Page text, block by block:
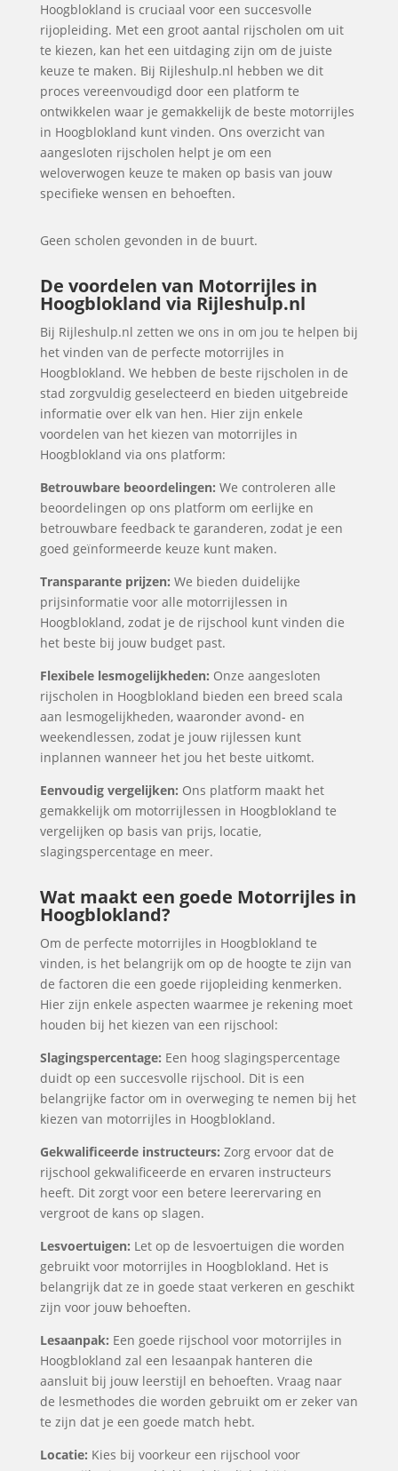
Hoogblokland is cruciaal voor een succesvolle
rijopleiding. Met een groot aantal rijscholen om uit
te kiezen, kan het een uitdaging zijn om de juiste
keuze te maken. Bij Rijleshulp.nl hebben we dit
proces vereenvoudigd door een platform te
ontwikkelen waar je gemakkelijk de beste motorrijles
in Hoogblokland kunt vinden. Ons overzicht van
aangesloten rijscholen helpt je om een
weloverwogen keuze te maken op basis van jouw
specifieke wensen en behoeften.
Geen scholen gevonden in de buurt.
De voordelen van Motorrijles in
Hoogblokland via Rijleshulp.nl
Bij Rijleshulp.nl zetten we ons in om jou te helpen bij
het vinden van de perfecte motorrijles in
Hoogblokland. We hebben de beste rijscholen in de
stad zorgvuldig geselecteerd en bieden uitgebreide
informatie over elk van hen. Hier zijn enkele
voordelen van het kiezen van motorrijles in
Hoogblokland via ons platform:
Betrouwbare beoordelingen: We controleren alle
beoordelingen op ons platform om eerlijke en
betrouwbare feedback te garanderen, zodat je een
goed geïnformeerde keuze kunt maken.
Transparante prijzen: We bieden duidelijke
prijsinformatie voor alle motorrijlessen in
Hoogblokland, zodat je de rijschool kunt vinden die
het beste bij jouw budget past.
Flexibele lesmogelijkheden: Onze aangesloten
rijscholen in Hoogblokland bieden een breed scala
aan lesmogelijkheden, waaronder avond- en
weekendlessen, zodat je jouw rijlessen kunt
inplannen wanneer het jou het beste uitkomt.
Eenvoudig vergelijken: Ons platform maakt het
gemakkelijk om motorrijlessen in Hoogblokland te
vergelijken op basis van prijs, locatie,
slagingspercentage en meer.
Wat maakt een goede Motorrijles in
Hoogblokland?
Om de perfecte motorrijles in Hoogblokland te
vinden, is het belangrijk om op de hoogte te zijn van
de factoren die een goede rijopleiding kenmerken.
Hier zijn enkele aspecten waarmee je rekening moet
houden bij het kiezen van een rijschool:
Slagingspercentage: Een hoog slagingspercentage
duidt op een succesvolle rijschool. Dit is een
belangrijke factor om in overweging te nemen bij het
kiezen van motorrijles in Hoogblokland.
Gekwalificeerde instructeurs: Zorg ervoor dat de
rijschool gekwalificeerde en ervaren instructeurs
heeft. Dit zorgt voor een betere leerervaring en
vergroot de kans op slagen.
Lesvoertuigen: Let op de lesvoertuigen die worden
gebruikt voor motorrijles in Hoogblokland. Het is
belangrijk dat ze in goede staat verkeren en geschikt
zijn voor jouw behoeften.
Lesaanpak: Een goede rijschool voor motorrijles in
Hoogblokland zal een lesaanpak hanteren die
aansluit bij jouw leerstijl en behoeften. Vraag naar
de lesmethodes die worden gebruikt om er zeker van
te zijn dat je een goede match hebt.
Locatie: Kies bij voorkeur een rijschool voor